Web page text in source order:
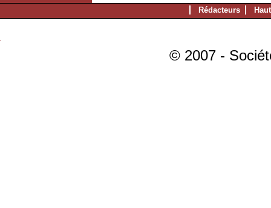
Rédacteurs
© 2007 -